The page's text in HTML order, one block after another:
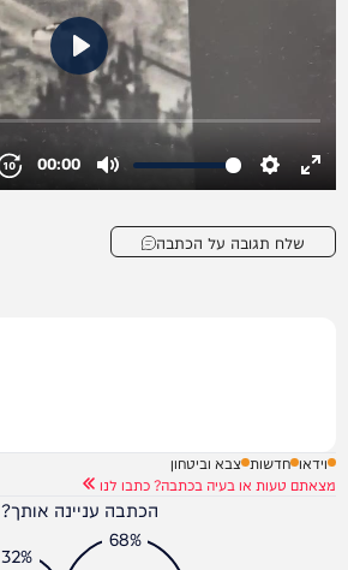
שלח תגובה על הכתבה
וידאו חדשות צבא וביטחון
מצאתם טעות או בעיה בכתבה? כתבו לנו
הכתבה עניינה אותך?
68%
32%